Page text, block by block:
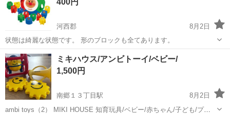
河西郡
8月2日
状態は綺麗な状態です。 形のブロックも全てあります。
北海道 河西郡 おもちゃ アンパンマン
ミキハウス/アンビトーイ/ベビー/
1,500円
南郷１３丁目駅
8月2日
ambi toys（2） MIKI HOUSE 知育玩具/ベビー/赤ちゃん/子ども/プレ